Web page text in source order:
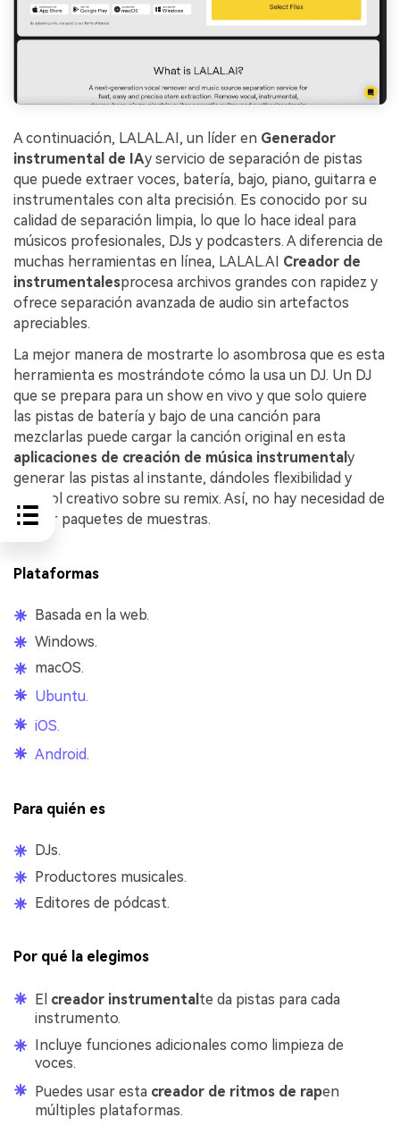
A continuación, LALAL.AI, un líder en Generador
instrumental de IAy servicio de separación de pistas
que puede extraer voces, batería, bajo, piano, guitarra e
instrumentales con alta precisión. Es conocido por su
calidad de separación limpia, lo que lo hace ideal para
músicos profesionales, DJs y podcasters. A diferencia de
muchas herramientas en línea, LALAL.AI Creador de
instrumentalesprocesa archivos grandes con rapidez y
ofrece separación avanzada de audio sin artefactos
apreciables.
La mejor manera de mostrarte lo asombrosa que es esta
herramienta es mostrándote cómo la usa un DJ. Un DJ
que se prepara para un show en vivo y que solo quiere
las pistas de batería y bajo de una canción para
mezclarlas puede cargar la canción original en esta
aplicaciones de creación de música instrumental y
generar las pistas al instante, dándoles flexibilidad y
control creativo sobre su remix. Así, no hay necesidad de
buscar paquetes de muestras.
Plataformas
Basada en la web.
Windows.
macOS.
Ubuntu.
iOS.
Android.
Para quién es
DJs.
Productores musicales.
Editores de pódcast.
Por qué la elegimos
El creador instrumental te da pistas para cada
instrumento.
Incluye funciones adicionales como limpieza de
voces.
Puedes usar esta creador de ritmos de rapen
múltiples plataformas.